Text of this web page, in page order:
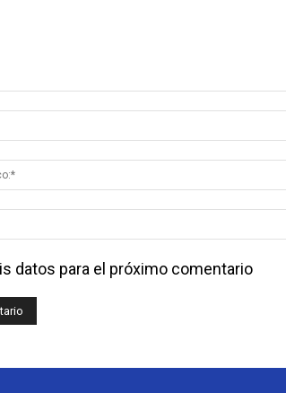
datos para el próximo comentario